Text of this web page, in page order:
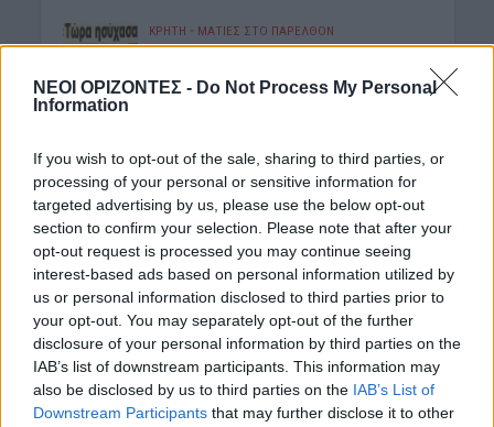
ΝΕΟΙ ΟΡΙΖΟΝΤΕΣ - Do Not Process My Personal
Information
If you wish to opt-out of the sale, sharing to third parties, or
processing of your personal or sensitive information for
targeted advertising by us, please use the below opt-out
section to confirm your selection. Please note that after your
opt-out request is processed you may continue seeing
interest-based ads based on personal information utilized by
us or personal information disclosed to third parties prior to
your opt-out. You may separately opt-out of the further
disclosure of your personal information by third parties on the
IAB’s list of downstream participants. This information may
also be disclosed by us to third parties on the IAB’s List of
Downstream Participants that may further disclose it to other
ΚΡΗΤΗ • ΜΑΤΙΕΣ ΣΤΟ ΠΑΡΕΛΘΟΝ
43 χρόνια από τη μέρα που ο
δικαστήριο τον φονιά του γιου του
ΝΟΜΌΣ ΧΑΝΊΩΝ • ΠΟΛΙΤΙΚΗ
Xανιά: Επίσκεψη της Σέβης Βολουδάκη
στην Πυροσβεστική Υπηρεσία
7 Αυγούστου 2026 12:41
ΚΡΗΤΗ • ΤΟΥΡΙΣΜΟΣ
Κρήτη: Τουριστική «έκρηξη» με
εργαζόμενους στα όριά τους – Οι
καταγγελίες για ελλείψεις, πίεση και
ωράρια
7 Αυγούστου 2026 12:14